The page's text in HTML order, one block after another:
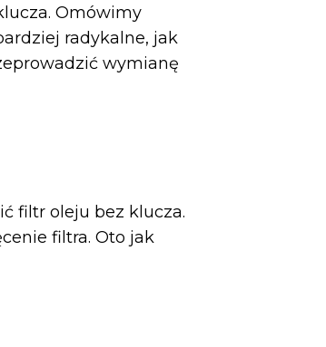
Omówimy
radykalne, jak
wymianę
filtr oleju bez klucza.
filtra. Oto jak